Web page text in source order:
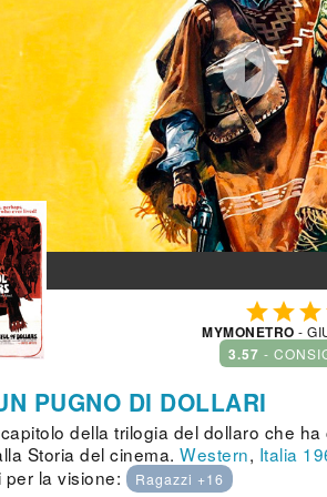


MYMONETRO -
3.57 -
PUGNO DI DOLLARI
della trilogia del dollaro che
Storia del cinema. Western, Italia
per la visione:
Ragazzi +16